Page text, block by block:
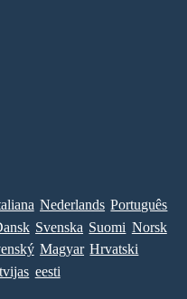
Nederlands Português
Svenska Suomi Norsk
Magyar Hrvatski
eesti